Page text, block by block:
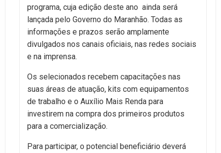
programa, cuja edição deste ano ainda será
lançada pelo Governo do Maranhão. Todas as
informações e prazos serão amplamente
divulgados nos canais oficiais, nas redes sociais
e na imprensa.
Os selecionados recebem capacitações nas
suas áreas de atuação, kits com equipamentos
de trabalho e o Auxílio Mais Renda para
investirem na compra dos primeiros produtos
para a comercialização.
Para participar, o potencial beneficiário deverá